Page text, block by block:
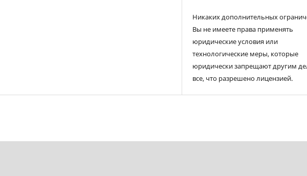
Никаких дополнительных
Вы не имеете права применять
юридические условия или
технологические меры, которые
юридически запрещают другим
все, что разрешено лицензией.